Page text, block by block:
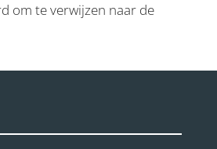
om te verwijzen naar de